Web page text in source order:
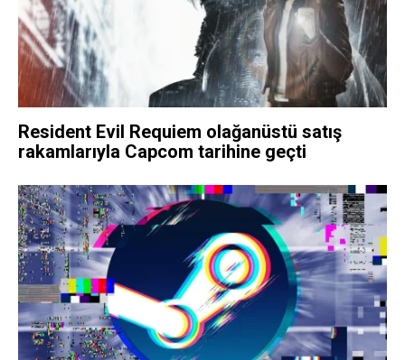
Resident Evil Requiem olağanüstü satış
rakamlarıyla Capcom tarihine geçti